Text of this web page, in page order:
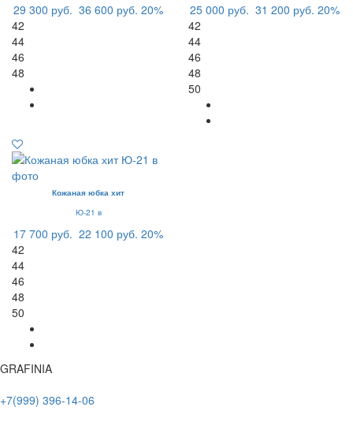
29 300 руб. 36 600 руб. 20%
42
44
46
48
25 000 руб. 31 200 руб. 20%
42
44
46
48
50
Кожаная юбка хит
Ю-21 в
17 700 руб. 22 100 руб. 20%
42
44
46
48
50
GRAFINIA
+7(999) 396-14-06